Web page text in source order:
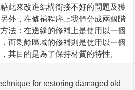
此來改進結構銜接不好的問題及獲
外，在修補程序上我們分成兩個階
法：在邊緣的修補上是使用以一個
而剩餘區域的修補則是使用以一個
其目的是為了保持材質的特性。
for restoring damaged old